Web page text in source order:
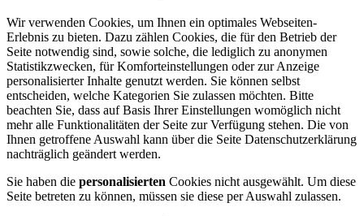
Wir verwenden Cookies, um Ihnen ein optimales Webseiten-
Erlebnis zu bieten. Dazu zählen Cookies, die für den Betrieb der
Seite notwendig sind, sowie solche, die lediglich zu anonymen
Statistikzwecken, für Komforteinstellungen oder zur Anzeige
personalisierter Inhalte genutzt werden. Sie können selbst
entscheiden, welche Kategorien Sie zulassen möchten. Bitte
beachten Sie, dass auf Basis Ihrer Einstellungen womöglich nicht
mehr alle Funktionalitäten der Seite zur Verfügung stehen. Die von
Ihnen getroffene Auswahl kann über die Seite Datenschutzerklärung
nachträglich geändert werden.
Sie haben die personalisierten Cookies nicht ausgewählt. Um diese
Seite betreten zu können, müssen sie diese per Auswahl zulassen.